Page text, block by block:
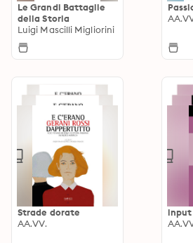
Le Grandi Battaglie
della Storia
Luigi Mascilli Migliorini
Strade dorate
AA.VV.
input